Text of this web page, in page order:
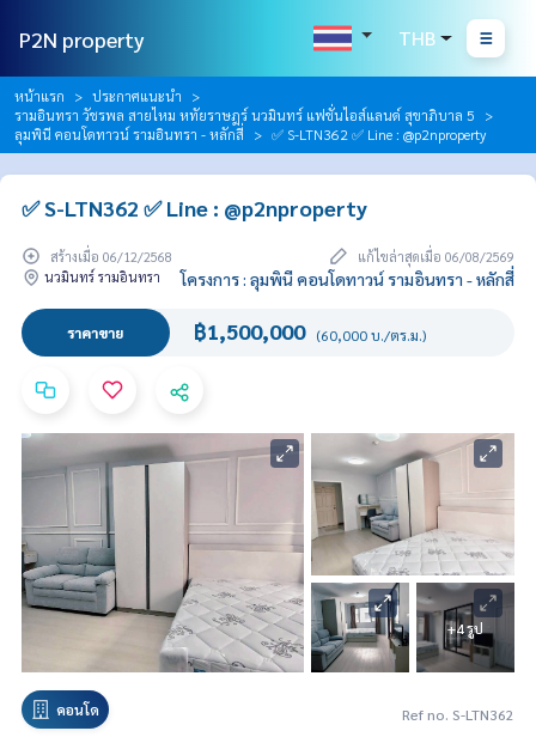
P2N property THB
หน้าแรก
ประกาศแนะนำ
รามอินทรา วัชรพล สายไหม หทัยราษฎร์ นวมินทร์ แฟชั่นไอส์แลนด์ สุขาภิบาล 5
ลุมพินี คอนโดทาวน์ รามอินทรา - หลักสี่
✅ S-LTN362 ✅ Line : @p2nproperty
✅ S-LTN362 ✅ Line : @p2nproperty
สร้างเมื่อ 06/12/2568
แก้ไขล่าสุดเมื่อ 06/08/2569
นวมินทร์ รามอินทรา
โครงการ : ลุมพินี คอนโดทาวน์ รามอินทรา - หลักสี่
ราคาขาย ฿1,500,000 (60,000 บ./ตร.ม.)
+4 รูป
คอนโด Ref no. S-LTN362